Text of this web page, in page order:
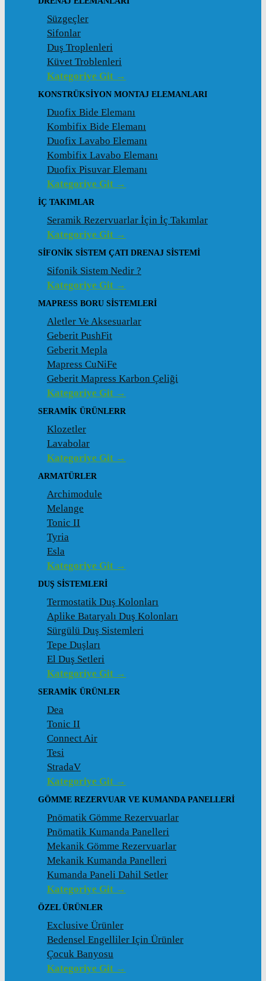
Süzgeçler
Sifonlar
Duş Troplenleri
Küvet Troblenleri
Kategoriye Git →
KONSTRÜKSIYON MONTAJ ELEMANLARI
Duofix Bide Elemanı
Kombifix Bide Elemanı
Duofix Lavabo Elemanı
Kombifix Lavabo Elemanı
Duofix Pisuvar Elemanı
Kategoriye Git →
İÇ TAKIMLAR
Seramik Rezervuarlar İçin İç Takımlar
Kategoriye Git →
SIFONIK SISTEM ÇATI DRENAJ SISTEMI
Sifonik Sistem Nedir ?
Kategoriye Git →
MAPRESS BORU SISTEMLERI
Aletler Ve Aksesuarlar
Geberit PushFit
Geberit Mepla
Mapress CuNiFe
Geberit Mapress Karbon Çeliği
Kategoriye Git →
SERAMIK ÜRÜNLERR
Klozetler
Lavabolar
Kategoriye Git →
ARMATÜRLER
Archimodule
Melange
Tonic II
Tyria
Esla
Kategoriye Git →
DUŞ SISTEMLERI
Termostatik Duş Kolonları
Aplike Bataryalı Duş Kolonları
Sürgülü Duş Sistemleri
Tepe Duşları
El Duş Setleri
Kategoriye Git →
SERAMIK ÜRÜNLER
Dea
Tonic II
Connect Air
Tesi
StradaV
Kategoriye Git →
GÖMME REZERVUAR VE KUMANDA PANELLERI
Pnömatik Gömme Rezervuarlar
Pnömatik Kumanda Panelleri
Mekanik Gömme Rezervuarlar
Mekanik Kumanda Panelleri
Kumanda Paneli Dahil Setler
Kategoriye Git →
ÖZEL ÜRÜNLER
Exclusive Ürünler
Bedensel Engelliler Için Ürünler
Çocuk Banyosu
Kategoriye Git →